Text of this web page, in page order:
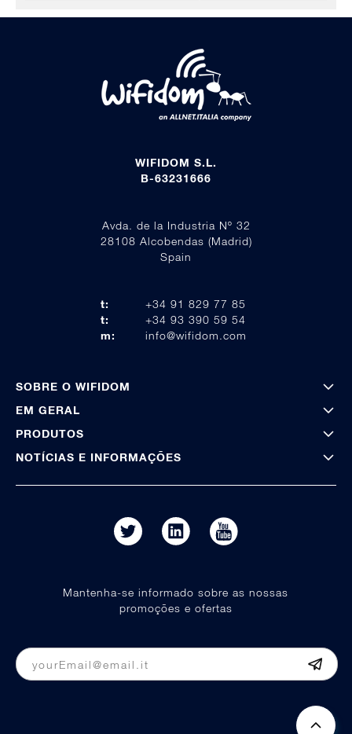
WIFIDOM S.L.
B-63231666
Avda. de la Industria Nº 32
28108 Alcobendas (Madrid)
Spain
t:
+34 91 829 77 85
t:
+34 93 390 59 54
m:
info@wifidom.com
SOBRE O WIFIDOM
EM GERAL
PRODUTOS
NOTÍCIAS E INFORMAÇÕES
Mantenha-se informado sobre as nossas
promoções e ofertas